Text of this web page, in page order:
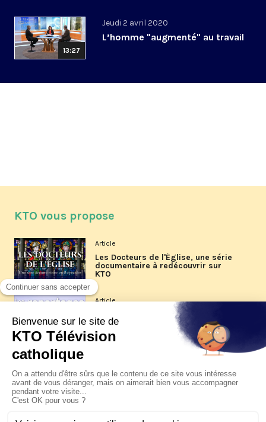
13:27
Jeudi 2 avril 2020
L’homme "augmenté" au travail
KTO vous propose
Article
Les Docteurs de l'Église, une série
documentaire à redécouvrir sur
KTO
Article
Les reportages d'été 2026 de KTO
La visite pastorale du pape Léon
XIV à Assise à suivre sur KTO le
jeudi 6 août